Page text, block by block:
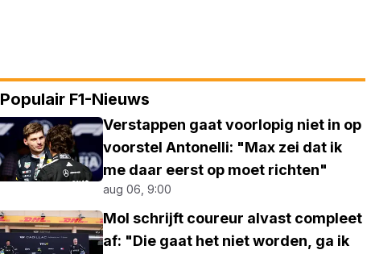
Populair F1-Nieuws
Verstappen gaat voorlopig niet in op
voorstel Antonelli: "Max zei dat ik
me daar eerst op moet richten"
aug 06, 9:00
Mol schrijft coureur alvast compleet
af: "Die gaat het niet worden, ga ik